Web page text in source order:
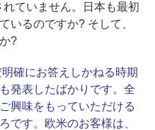
ていません。日本も最初
いるのですか? そして、
?
確にお答えしかねる時期
発表したばかりです。全
興味をもっていただける
です。欧米のお客様は、